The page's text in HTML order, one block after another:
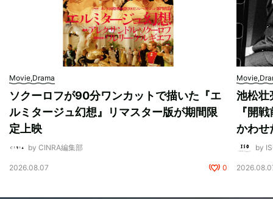
Movie,Drama
ソクーロフが90分ワンカットで描いた『エ
ルミタージュ幻想』リマスター版が期間限
定上映
by CINRA編集部
2026.08.07 0
池松壮
『開
かわせ
by